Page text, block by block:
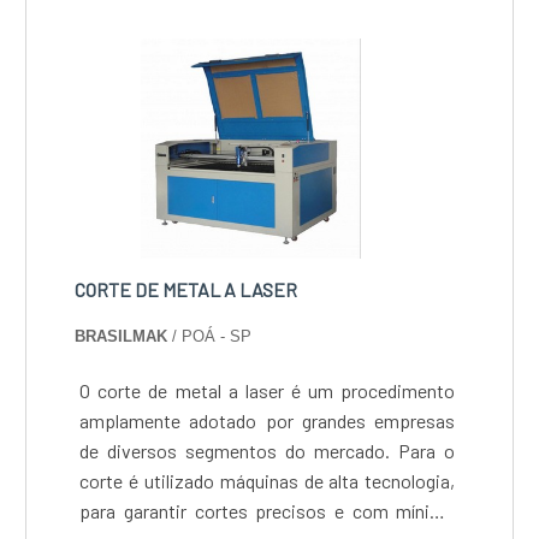
CORTE DE METAL A LASER
BRASILMAK / POÁ - SP
O corte de metal a laser é um procedimento
amplamente adotado por grandes empresas
de diversos segmentos do mercado. Para o
corte é utilizado máquinas de alta tecnologia,
para garantir cortes precisos e com mínima